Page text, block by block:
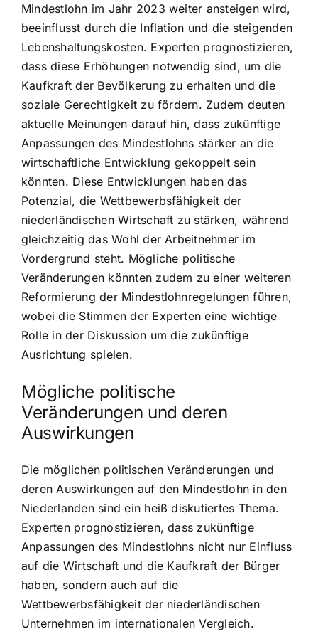
Mindestlohn im Jahr 2023 weiter ansteigen wird,
beeinflusst durch die Inflation und die steigenden
Lebenshaltungskosten. Experten prognostizieren,
dass diese Erhöhungen notwendig sind, um die
Kaufkraft der Bevölkerung zu erhalten und die
soziale Gerechtigkeit zu fördern. Zudem deuten
aktuelle Meinungen darauf hin, dass zukünftige
Anpassungen des Mindestlohns stärker an die
wirtschaftliche Entwicklung gekoppelt sein
könnten. Diese Entwicklungen haben das
Potenzial, die Wettbewerbsfähigkeit der
niederländischen Wirtschaft zu stärken, während
gleichzeitig das Wohl der Arbeitnehmer im
Vordergrund steht. Mögliche politische
Veränderungen könnten zudem zu einer weiteren
Reformierung der Mindestlohnregelungen führen,
wobei die Stimmen der Experten eine wichtige
Rolle in der Diskussion um die zukünftige
Ausrichtung spielen.
Mögliche politische
Veränderungen und deren
Auswirkungen
Die möglichen politischen Veränderungen und
deren Auswirkungen auf den Mindestlohn in den
Niederlanden sind ein heiß diskutiertes Thema.
Experten prognostizieren, dass zukünftige
Anpassungen des Mindestlohns nicht nur Einfluss
auf die Wirtschaft und die Kaufkraft der Bürger
haben, sondern auch auf die
Wettbewerbsfähigkeit der niederländischen
Unternehmen im internationalen Vergleich.